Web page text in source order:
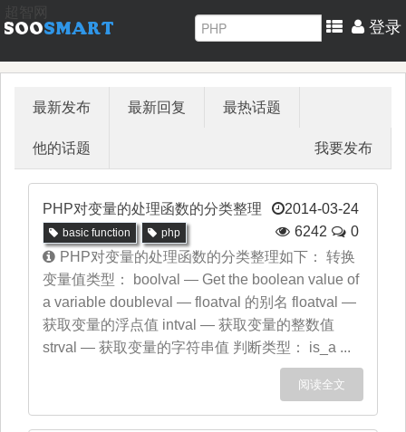
登录
最新发布 最新回复 最热话题
他的话题 我要发布
PHP对变量的处理函数的分类整理 2014-03-24
basic function php 6242
0
PHP对变量的处理函数的分类整理如下： 转换
变量值类型： boolval — Get the boolean value of
a variable doubleval — floatval 的别名 floatval —
获取变量的浮点值 intval — 获取变量的整数值
strval — 获取变量的字符串值 判断类型： is_a ...
阅读全文